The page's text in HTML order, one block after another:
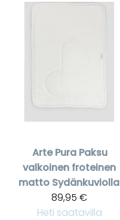
Arte Pura Paksu
valkoinen froteinen
matto Sydänkuviolla
89,95 €
Heti saatavilla